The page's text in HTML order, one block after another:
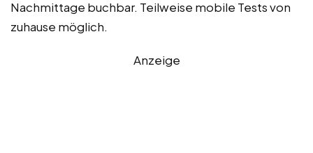
Nachmittage buchbar. Teilweise mobile Tests von
zuhause möglich.
Anzeige